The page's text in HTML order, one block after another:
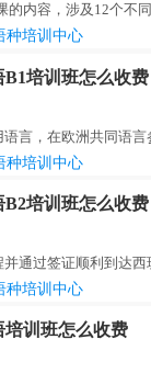
种培训中心
培训班怎么收费
种培训中心
培训班怎么收费
种培训中心
训班怎么收费